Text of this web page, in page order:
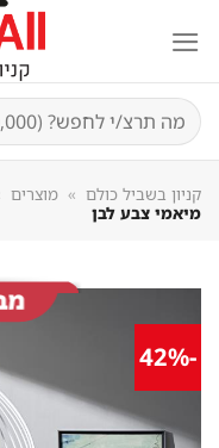
חיפוש
עבור:
קניון בשביל כולם » מוצרים »
מיאמי צבע לבן